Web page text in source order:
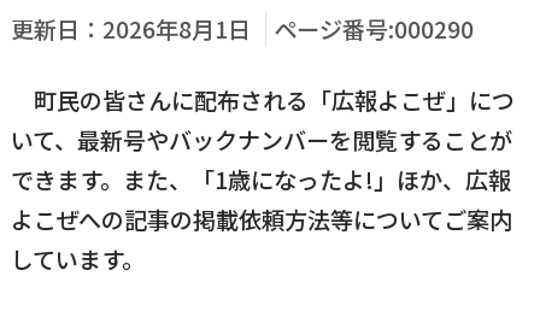
結婚・妊娠／出産
育児／子育て
予防接種／健診など
手続きから探す
住民票 町税
印鑑登録 戸籍の届出
よく利用されているコンテンツ
横瀬町の施設
暮らし・手続き・
健康・福祉
子育て・教育・生
涯学習
更新日： 2026年8月1日 ページ番号:000290
町民の皆さんに配布される「広報よこぜ」につ
いて、最新号やバックナンバーを閲覧することが
できます。また、「1歳になったよ!」ほか、広報
よこぜへの記事の掲載依頼方法等についてご案内
しています。